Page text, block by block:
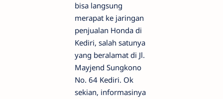
bisa langsung
merapat ke jaringan
penjualan Honda di
Kediri, salah satunya
yang beralamat di Jl.
Mayjend Sungkono
No. 64 Kediri. Ok
sekian, informasinya